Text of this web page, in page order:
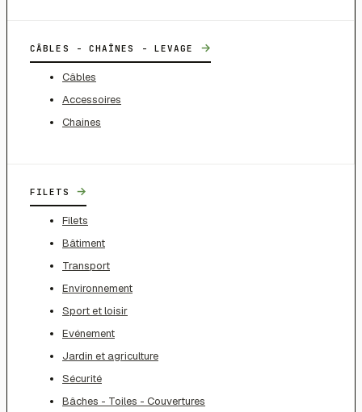
CÂBLES - CHAÎNES - LEVAGE →
Câbles
Accessoires
Chaines
FILETS →
Filets
Bâtiment
Transport
Environnement
Sport et loisir
Evénement
Jardin et agriculture
Sécurité
Bâches - Toiles - Couvertures